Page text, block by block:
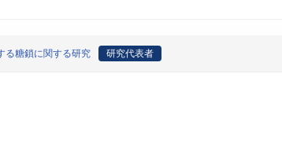
る糖鎖に関する研究 研究代表者